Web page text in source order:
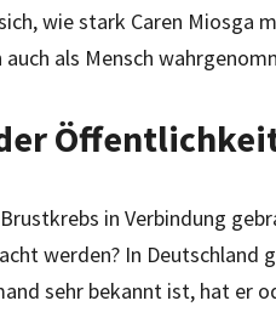
wie stark Caren Miosga
als Mensch
in Verbindung
werden? In Deutschland
sehr bekannt ist, hat er